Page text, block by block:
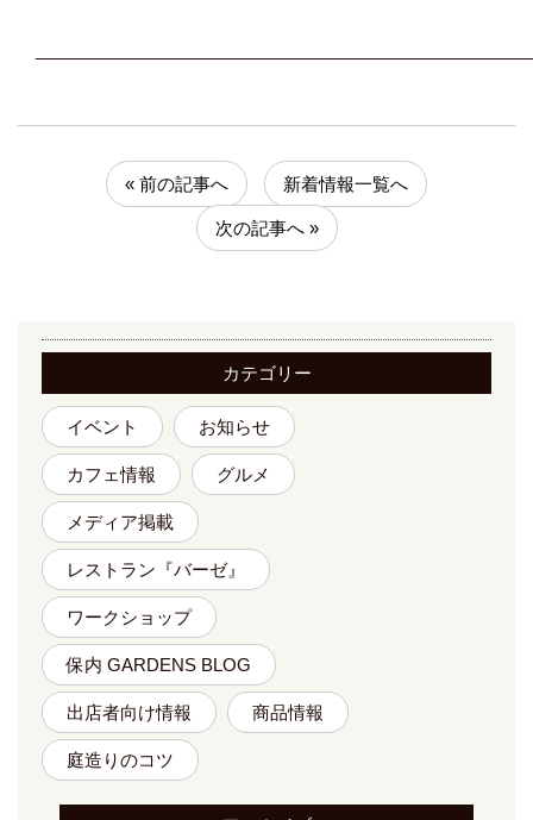
« 前の記事へ 新着情報一覧へ
次の記事へ »
カテゴリー
イベント お知らせ
カフェ情報 グルメ
メディア掲載
レストラン『バーゼ』
ワークショップ
保内 GARDENS BLOG
出店者向け情報 商品情報
庭造りのコツ